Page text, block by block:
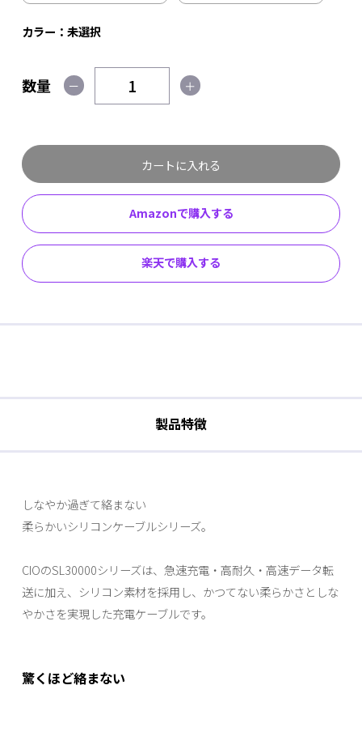
カラー： 未選択
数量 － ＋
カートに入れる
Amazonで購入する
楽天で購入する
製品特徴
しなやか過ぎて絡まない
柔らかいシリコンケーブルシリーズ。
CIOのSL30000シリーズは、急速充電・高耐久・高速データ転
送に加え、シリコン素材を採用し、かつてない柔らかさとしな
やかさを実現した充電ケーブルです。
驚くほど絡まない